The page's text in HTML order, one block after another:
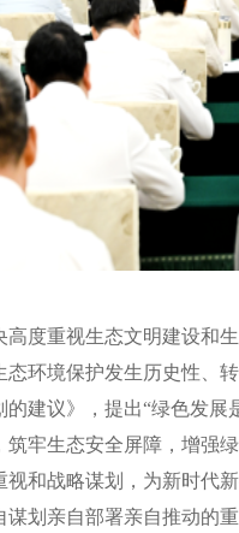
度重视生态文明建设和
环境保护发生历史性、转
的建议》，提出“绿色发展
牢生态安全屏障，增强
视和战略谋划，为新时代
划亲自部署亲自推动的